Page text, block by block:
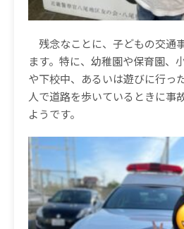
残念なことに、子どもの交通
ます。特に、幼稚園や保育園、
や下校中、あるいは遊びに行っ
人で道路を歩いているときに事
ようです。